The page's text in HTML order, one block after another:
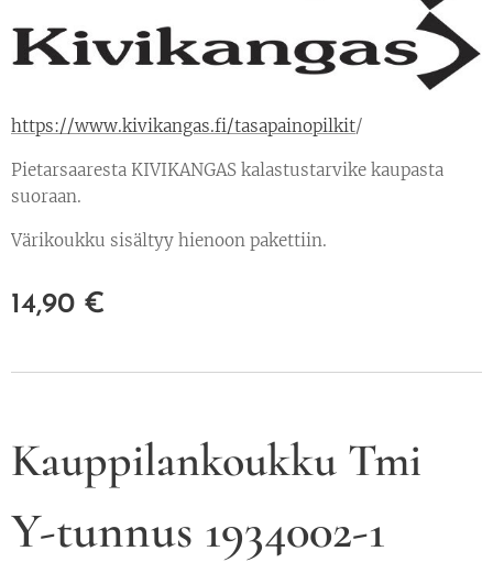
https://www.kivikangas.fi/tasapainopilkit/
Pietarsaaresta KIVIKANGAS kalastustarvike kaupasta
suoraan.
Värikoukku sisältyy hienoon pakettiin.
14,90 €
Kauppilankoukku Tmi
Y-tunnus 1934002-1